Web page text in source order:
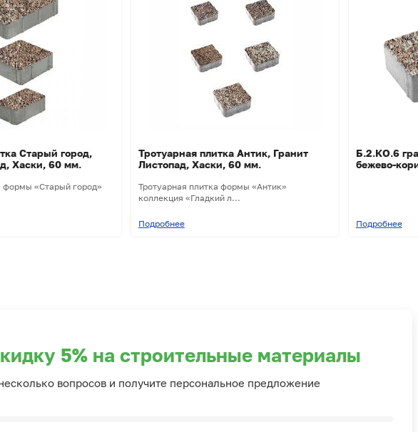
Старый город,
Хаски, 60 мм.
формы «Старый город»
Тротуарная плитка Антик, Гранит
Листопад, Хаски, 60 мм.
Тротуарная плитка формы «Антик»
коллекция «Гладкий л...
Подробнее
Б.2.КО.6
бежево-
Подробнее
5% на строительные материалы
вопросов и получите персональное предложение